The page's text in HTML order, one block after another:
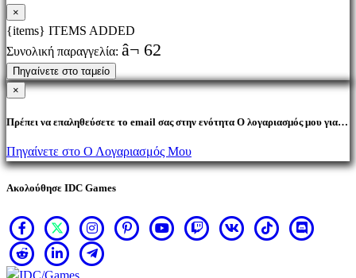
×
{items} ITEMS ADDED
Συνολική παραγγελία: â¬ 62
Πηγαίνετε στο ταμείο
×
Πρέπει να επαληθεύσετε το email σας στην ενότητα Ο λογαριασμός μου για
Πηγαίνετε στο Ο Λογαριασμός Μου
Ακολούθησε IDC Games